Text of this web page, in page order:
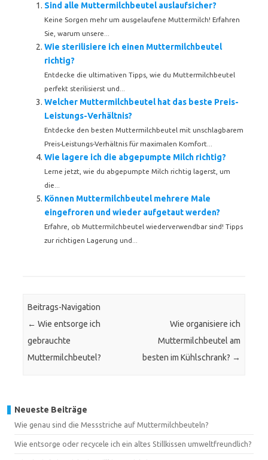
Sind alle Muttermilchbeutel auslaufsicher?
Keine Sorgen mehr um ausgelaufene Muttermilch! Erfahren
Sie, warum unsere...
Wie sterilisiere ich einen Muttermilchbeutel
richtig?
Entdecke die ultimativen Tipps, wie du Muttermilchbeutel
perfekt sterilisierst und...
Welcher Muttermilchbeutel hat das beste Preis-
Leistungs-Verhältnis?
Entdecke den besten Muttermilchbeutel mit unschlagbarem
Preis-Leistungs-Verhältnis für maximalen Komfort...
Wie lagere ich die abgepumpte Milch richtig?
Lerne jetzt, wie du abgepumpte Milch richtig lagerst, um
die...
Können Muttermilchbeutel mehrere Male
eingefroren und wieder aufgetaut werden?
Erfahre, ob Muttermilchbeutel wiederverwendbar sind! Tipps
zur richtigen Lagerung und...
Beitrags-Navigation
← Wie entsorge ich
gebrauchte
Muttermilchbeutel?
Wie organisiere ich
Muttermilchbeutel am
besten im Kühlschrank? →
Neueste Beiträge
Wie genau sind die Messstriche auf Muttermilchbeuteln?
Wie entsorge oder recycele ich ein altes Stillkissen umweltfreundlich?